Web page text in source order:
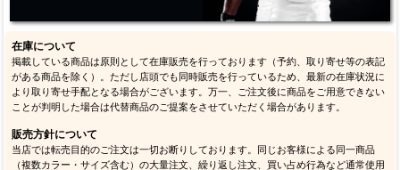
在庫について
掲載している商品は原則として在庫販売を行っております（予約、取り寄せ等の表記
がある商品を除く）。ただし店頭でも同時販売を行っているため、最新の在庫状況に
より取り寄せ手配となる場合がございます。万一、ご注文後に商品をご用意できない
ことが判明した場合は代替商品のご提案をさせていただく場合があります。
販売方針について
当店では転売目的のご注文は一切お断りしております。同じお客様による同一商品
（複数カラー・サイズ含む）の大量注文、繰り返し注文、買い占め行為など通常使用